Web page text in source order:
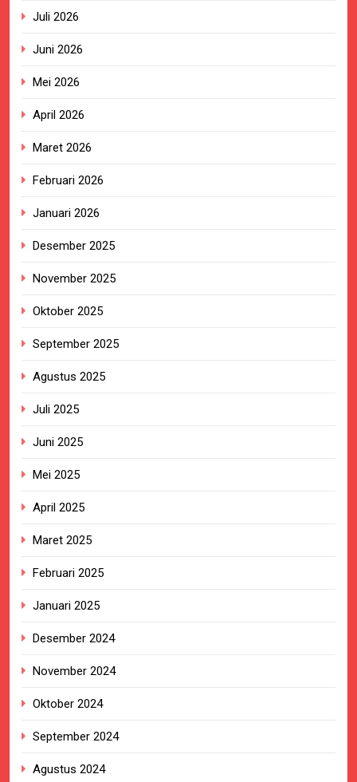
Juli 2026
Juni 2026
Mei 2026
April 2026
Maret 2026
Februari 2026
Januari 2026
Desember 2025
November 2025
Oktober 2025
September 2025
Agustus 2025
Juli 2025
Juni 2025
Mei 2025
April 2025
Maret 2025
Februari 2025
Januari 2025
Desember 2024
November 2024
Oktober 2024
September 2024
Agustus 2024